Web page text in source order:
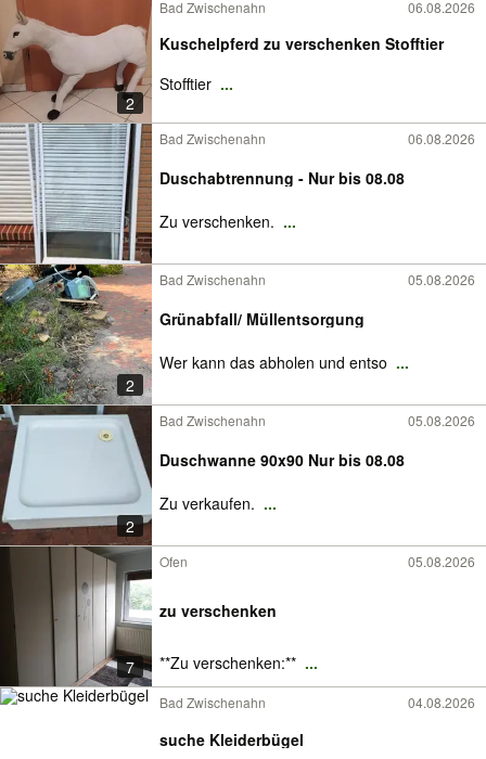
2
Bad Zwischenahn 06.08.2026
Kuschelpferd zu verschenken Stofftier
Stofftier ...
Bad Zwischenahn 06.08.2026
Duschabtrennung - Nur bis 08.08
Zu verschenken. ...
2
Bad Zwischenahn 05.08.2026
Grünabfall/ Müllentsorgung
Wer kann das abholen und entso ...
2
Bad Zwischenahn 05.08.2026
Duschwanne 90x90 Nur bis 08.08
Zu verkaufen. ...
7
Ofen 05.08.2026
zu verschenken
**Zu verschenken:** ...
Bad Zwischenahn 04.08.2026
suche Kleiderbügel